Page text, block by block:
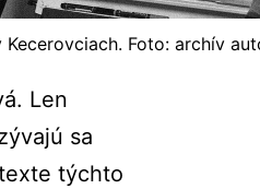
Foto: archív
Len
sa
týchto